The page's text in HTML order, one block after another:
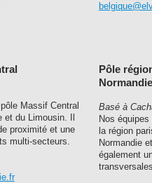
Massif Central
et du Limousin. Il
proximité et une
multi-secteurs.
Pôle
Basé à
Nos
la région
Normandie
également